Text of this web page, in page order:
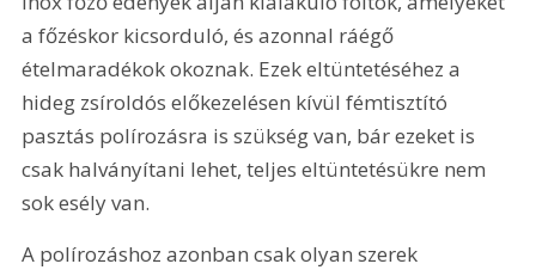
a főzéskor kicsorduló, és azonnal ráégő
ételmaradékok okoznak. Ezek eltüntetéséhez a
hideg zsíroldós előkezelésen kívül fémtisztító
pasztás polírozásra is szükség van, bár ezeket is
csak halványítani lehet, teljes eltüntetésükre nem
sok esély van.
A polírozáshoz azonban csak olyan szerek